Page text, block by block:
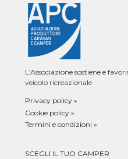
L’Associazione sostiene e
veicolo ricreazionale
Privacy policy »
Cookie policy »
Termini e condizioni »
SCEGLI IL TUO CAMPER